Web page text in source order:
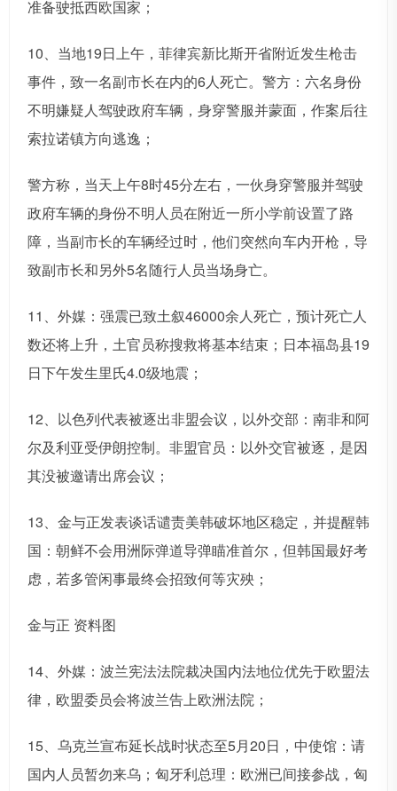
准备驶抵西欧国家；
10、当地19日上午，菲律宾新比斯开省附近发生枪击
事件，致一名副市长在内的6人死亡。警方：六名身份
不明嫌疑人驾驶政府车辆，身穿警服并蒙面，作案后往
索拉诺镇方向逃逸；
警方称，当天上午8时45分左右，一伙身穿警服并驾驶
政府车辆的身份不明人员在附近一所小学前设置了路
障，当副市长的车辆经过时，他们突然向车内开枪，导
致副市长和另外5名随行人员当场身亡。
11、外媒：强震已致土叙46000余人死亡，预计死亡人
数还将上升，土官员称搜救将基本结束；日本福岛县19
日下午发生里氏4.0级地震；
12、以色列代表被逐出非盟会议，以外交部：南非和阿
尔及利亚受伊朗控制。非盟官员：以外交官被逐，是因
其没被邀请出席会议；
13、金与正发表谈话谴责美韩破坏地区稳定，并提醒韩
国：朝鲜不会用洲际弹道导弹瞄准首尔，但韩国最好考
虑，若多管闲事最终会招致何等灾殃；
金与正 资料图
14、外媒：波兰宪法法院裁决国内法地位优先于欧盟法
律，欧盟委员会将波兰告上欧洲法院；
15、乌克兰宣布延长战时状态至5月20日，中使馆：请
国内人员暂勿来乌；匈牙利总理：欧洲已间接参战，匈